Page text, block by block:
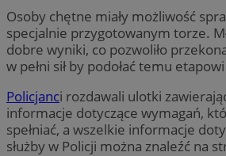
Osoby chętne miały możliwość
specjalnie przygotowanym torze.
dobre wyniki, co pozwoliło
w pełni sił by podołać temu
Policjanci rozdawali ulotki
informacje dotyczące wymagań,
spełniać, a wszelkie informacje
służby w Policji można znaleźć na